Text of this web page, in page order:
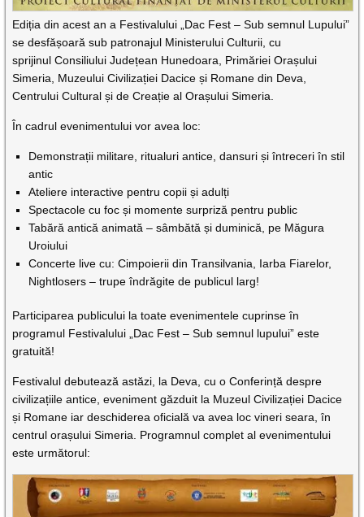
Ediția din acest an a Festivalului „Dac Fest – Sub semnul Lupului”
se desfășoară sub patronajul Ministerului Culturii, cu
sprijinul Consiliului Județean Hunedoara, Primăriei Orașului
Simeria, Muzeului Civilizației Dacice și Romane din Deva,
Centrului Cultural și de Creație al Orașului Simeria.
În cadrul evenimentului vor avea loc:
Demonstrații militare, ritualuri antice, dansuri și întreceri în stil
antic
Ateliere interactive pentru copii și adulți
Spectacole cu foc și momente surpriză pentru public
Tabără antică animată – sâmbătă și duminică, pe Măgura
Uroiului
Concerte live cu: Cimpoierii din Transilvania, Iarba Fiarelor,
Nightlosers – trupe îndrăgite de publicul larg!
Participarea publicului la toate evenimentele cuprinse în
programul Festivalului „Dac Fest – Sub semnul lupului” este
gratuită!
Festivalul debutează astăzi, la Deva, cu o Conferință despre
civilizațiile antice, eveniment găzduit la Muzeul Civilizației Dacice
și Romane iar deschiderea oficială va avea loc vineri seara, în
centrul orașului Simeria. Programnul complet al evenimentului
este următorul: